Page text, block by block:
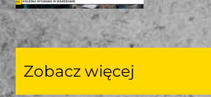
Zobacz więcej